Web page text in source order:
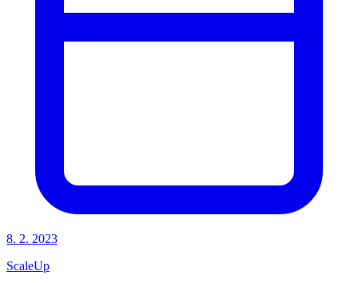
8. 2. 2023
ScaleUp